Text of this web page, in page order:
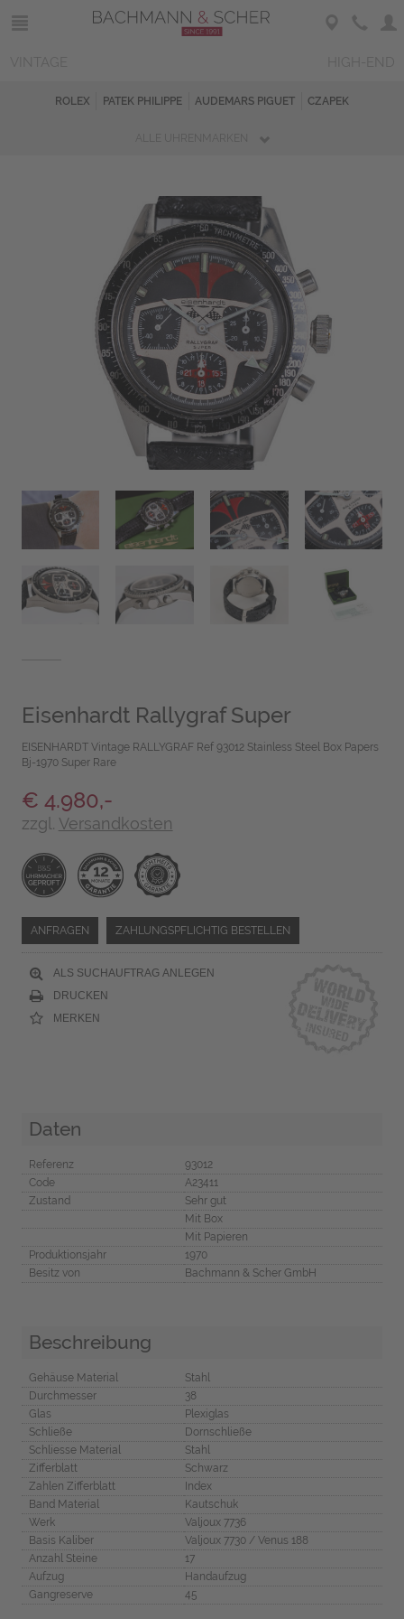
ROLEX PATEK PHILIPPE AUDEMARS PIGUET CZAPEK
Eisenhardt Rallygraf Super
EISENHARDT Vintage RALLYGRAF Ref 93012 Stainless Steel Box Papers
Bj-1970 Super Rare
€ 4.980,-
zzgl. Versandkosten
ANFRAGEN ZAHLUNGSPFLICHTIG BESTELLEN
ALS SUCHAUFTRAG ANLEGEN
DRUCKEN
MERKEN
Daten
Referenz
93012
Code
A23411
Zustand
Sehr gut
Mit Box
Mit Papieren
Produktionsjahr
1970
Besitz von
Bachmann & Scher GmbH
Beschreibung
Gehäuse Material
Stahl
Durchmesser
38
Glas
Plexiglas
Schließe
Dornschließe
Schliesse Material
Stahl
Zifferblatt
Schwarz
Zahlen Zifferblatt
Index
Band Material
Kautschuk
Werk
Valjoux 7736
Basis Kaliber
Valjoux 7730 / Venus 188
Anzahl Steine
17
Aufzug
Handaufzug
Gangreserve
45